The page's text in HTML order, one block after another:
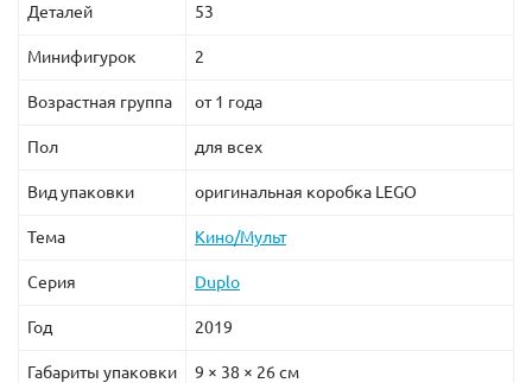
Деталей 53
Минифигурок 2
Возрастная группа от 1 года
Пол для всех
Вид упаковки оригинальная коробка LEGO
Тема Кино/Мульт
Серия Duplo
Год 2019
Габариты упаковки 9 × 38 × 26 см